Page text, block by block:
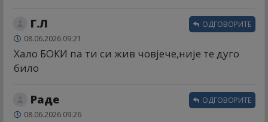
Г.Л
08.06.2026 09:21
Хало БОКИ па ти си жив човјече,није те дуго
било
ОДГОВОРИТЕ
Раде
08.06.2026 09:26
ОДГОВОРИТЕ